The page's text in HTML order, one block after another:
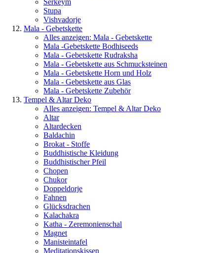
Serkeym
Stupa
Vishvadorje
Mala - Gebetskette
Alles anzeigen: Mala - Gebetskette
Mala -Gebetskette Bodhiseeds
Mala - Gebetskette Rudraksha
Mala - Gebetskette aus Schmucksteinen
Mala - Gebetskette Horn und Holz
Mala - Gebetskette aus Glas
Mala - Gebetskette Zubehör
Tempel & Altar Deko
Alles anzeigen: Tempel & Altar Deko
Altar
Altardecken
Baldachin
Brokat - Stoffe
Buddhistische Kleidung
Buddhistischer Pfeil
Chopen
Chukor
Doppeldorje
Fahnen
Glücksdrachen
Kalachakra
Katha - Zeremonienschal
Magnet
Manisteintafel
Meditationskissen